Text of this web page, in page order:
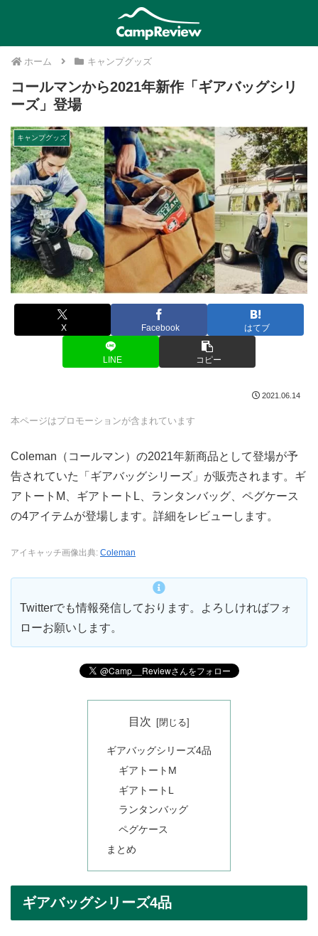
ホーム キャンプグッズ
コールマンから2021年新作「ギアバッグシリ
ーズ」登場
キャンプグッズ
X Facebook はてブ
LINE コピー
2021.06.14
本ページはプロモーションが含まれています
Coleman（コールマン）の2021年新商品として登場が予
告されていた「ギアバッグシリーズ」が販売されます。ギ
アトートM、ギアトートL、ランタンバッグ、ペグケース
の4アイテムが登場します。詳細をレビューします。
アイキャッチ画像出典: Coleman
Twitterでも情報発信しております。よろしければフォ
ローお願いします。
目次
ギアバッグシリーズ4品
ギアトートM
ギアトートL
ランタンバッグ
ペグケース
まとめ
ギアバッグシリーズ4品